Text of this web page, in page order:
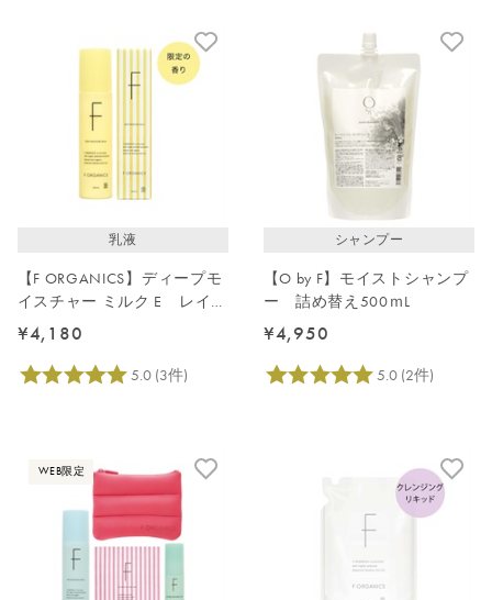
レビューが多い順
レビュー評価が高い順
乳液
【F ORGANICS】ディープモ
イスチャー ミルク E レイユ
ールデルブの香り
¥4,180
シャンプー
【O by F】モイストシャンプ
ー 詰め替え500ｍL
¥4,950
WEB限定